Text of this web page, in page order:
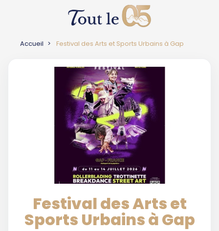
Accueil Festival des Arts et Sports Urbains à Gap
Festival des Arts et
Sports Urbains à Gap